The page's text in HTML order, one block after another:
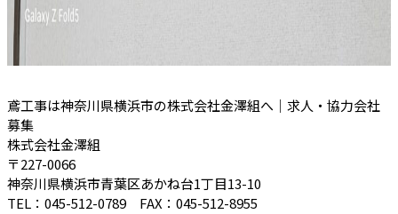
鳶工事は神奈川県横浜市の株式会社金澤組へ｜求人・協力会社
募集
株式会社金澤組
〒227-0066
神奈川県横浜市青葉区あかね台1丁目13-10
TEL：045-512-0789 FAX：045-512-8955